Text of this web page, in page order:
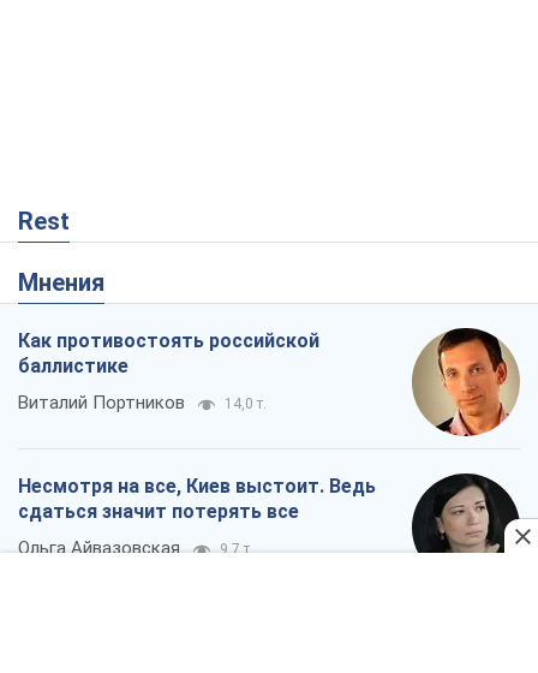
Rest
Мнения
Как противостоять российской
баллистике
Виталий Портников 14,0 т.
Несмотря на все, Киев выстоит. Ведь
сдаться значит потерять все
Ольга Айвазовская 9,7 т.